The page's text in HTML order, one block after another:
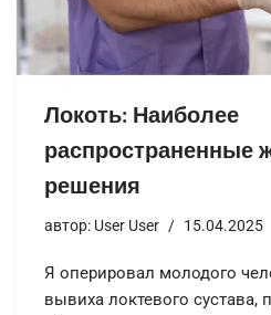
Локоть: Наиболее
распространенные
решения
автор: User User 15.04.2025
Я оперировал молодого
вывиха локтевого сустава,